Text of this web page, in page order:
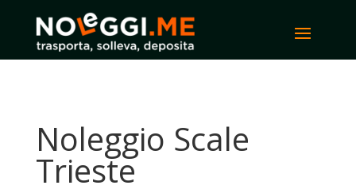
Noleggio Scale
Trieste